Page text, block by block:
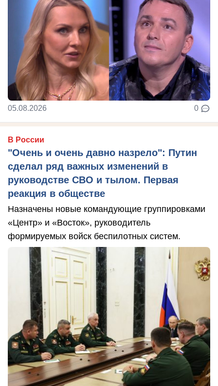
05.08.2026 0
В России
"Очень и очень давно назрело": Путин
сделал ряд важных изменений в
руководстве СВО и тылом. Первая
реакция в обществе
Назначены новые командующие группировками
«Центр» и «Восток», руководитель
формируемых войск беспилотных систем.